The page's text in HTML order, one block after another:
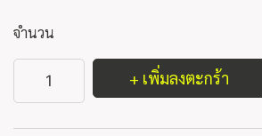
จำนวน
+ เพิ่มลงตะกร้า